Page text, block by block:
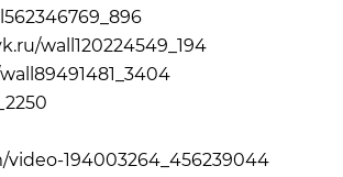
wall120224549_194
video-194003264_456239044